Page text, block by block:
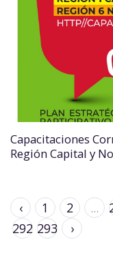
Capacitaciones
Región Capital y
‹ 1 2 ...
292 293 ›